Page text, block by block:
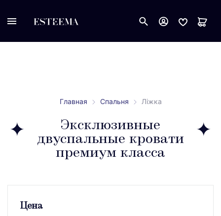
Главная Спальня Ліжка
Эксклюзивные
двуспальные кровати
премиум класса
Цена